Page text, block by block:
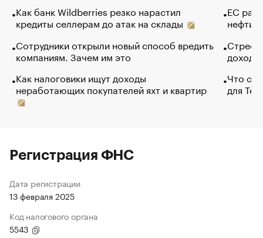
Как банк Wildberries резко нарастил
кредиты селлерам до атак на склады
Сотрудники открыли новый способ вредить
компаниям. Зачем им это
Как налоговики ищут доходы
неработающих покупателей яхт и квартир
ЕС
нефти
Что
для
Регистрация ФНС
Дата регистрации
13 февраля 2025
Код налогового органа
5543